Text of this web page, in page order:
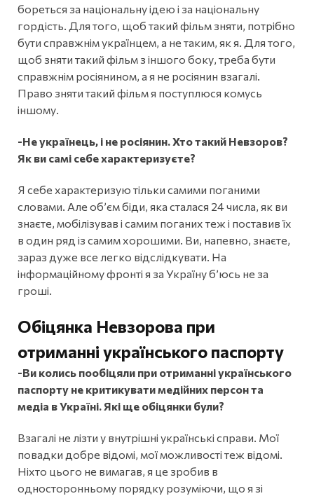
бореться за національну ідею і за національну
гордість. Для того, щоб такий фільм зняти, потрібно
бути справжнім українцем, а не таким, як я. Для того,
щоб зняти такий фільм з іншого боку, треба бути
справжнім росіянином, а я не росіянин взагалі.
Право зняти такий фільм я поступлюся комусь
іншому.
-Не українець, і не росіянин. Хто такий Невзоров?
Як ви самі себе характеризуєте?
Я себе характеризую тільки самими поганими
словами. Але об’єм біди, яка сталася 24 числа, як ви
знаєте, мобілізував і самим поганих теж і поставив їх
в один ряд із самим хорошими. Ви, напевно, знаєте,
зараз дуже все легко відслідкувати. На
інформаційному фронті я за Україну б’юсь не за
гроші.
Обіцянка Невзорова при
отриманні українського паспорту
-Ви колись пообіцяли при отриманні українського
паспорту не критикувати медійних персон та
медіа в Україні. Які ще обіцянки були?
Взагалі не лізти у внутрішні українські справи. Мої
повадки добре відомі, мої можливості теж відомі.
Ніхто цього не вимагав, я це зробив в
односторонньому порядку розуміючи, що я зі